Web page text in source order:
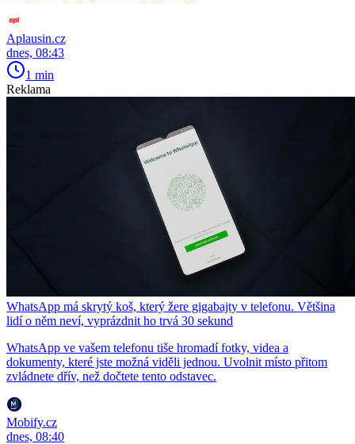
Aplausin.cz
dnes, 08:43
1 min
Reklama
WhatsApp má skrytý koš, který žere gigabajty v telefonu. Většina
lidí o něm neví, vyprázdnit ho trvá 30 sekund
WhatsApp ve vašem telefonu tiše hromadí fotky, videa a
dokumenty, které jste možná viděli jednou. Uvolnit místo přitom
zvládnete dřív, než dočtete tento odstavec.
Mobify.cz
dnes, 08:40